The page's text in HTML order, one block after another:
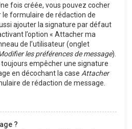
fois créée, vous pouvez cocher
le formulaire de rédaction de
ajouter la signature par défaut
l’option « Attacher ma
de l’utilisateur (onglet
les préférences de message).
empêcher une signature
en décochant la case Attacher
de rédaction de message.
?